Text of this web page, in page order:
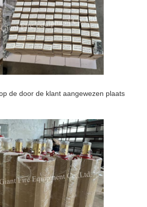
de door de klant aangewezen plaats